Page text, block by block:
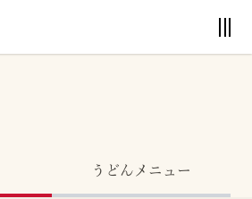
うどんメニュー